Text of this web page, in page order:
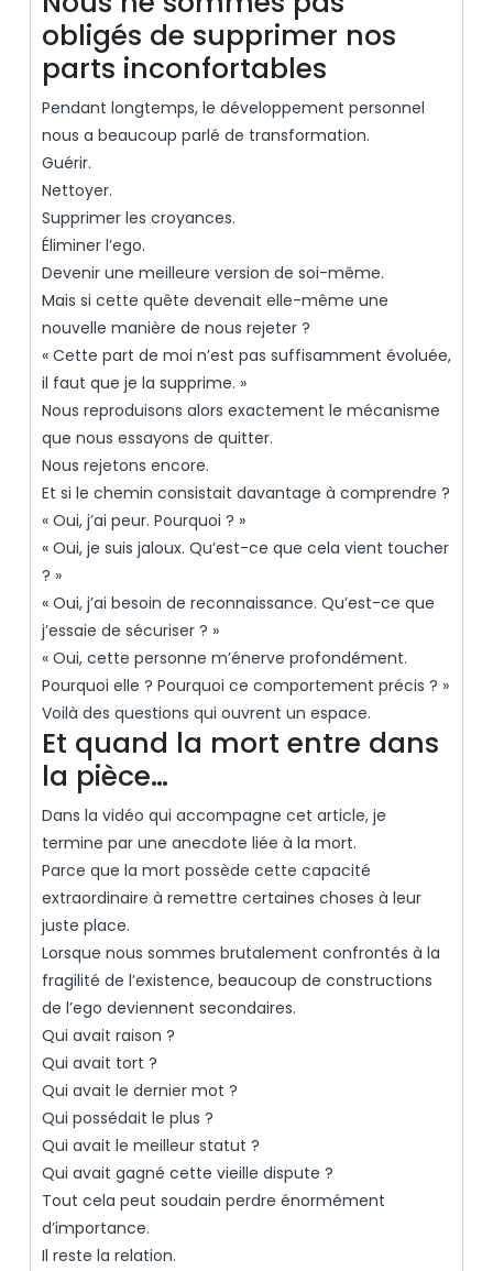
obligés de supprimer nos
parts inconfortables
Pendant longtemps, le développement personnel
nous a beaucoup parlé de transformation.
Guérir.
Nettoyer.
Supprimer les croyances.
Éliminer l’ego.
Devenir une meilleure version de soi-même.
Mais si cette quête devenait elle-même une
nouvelle manière de nous rejeter ?
« Cette part de moi n’est pas suffisamment évoluée,
il faut que je la supprime. »
Nous reproduisons alors exactement le mécanisme
que nous essayons de quitter.
Nous rejetons encore.
Et si le chemin consistait davantage à comprendre ?
« Oui, j’ai peur. Pourquoi ? »
« Oui, je suis jaloux. Qu’est-ce que cela vient toucher
? »
« Oui, j’ai besoin de reconnaissance. Qu’est-ce que
j’essaie de sécuriser ? »
« Oui, cette personne m’énerve profondément.
Pourquoi elle ? Pourquoi ce comportement précis ? »
Voilà des questions qui ouvrent un espace.
Et quand la mort entre dans
la pièce…
Dans la vidéo qui accompagne cet article, je
termine par une anecdote liée à la mort.
Parce que la mort possède cette capacité
extraordinaire à remettre certaines choses à leur
juste place.
Lorsque nous sommes brutalement confrontés à la
fragilité de l’existence, beaucoup de constructions
de l’ego deviennent secondaires.
Qui avait raison ?
Qui avait tort ?
Qui avait le dernier mot ?
Qui possédait le plus ?
Qui avait le meilleur statut ?
Qui avait gagné cette vieille dispute ?
Tout cela peut soudain perdre énormément
d’importance.
Il reste la relation.